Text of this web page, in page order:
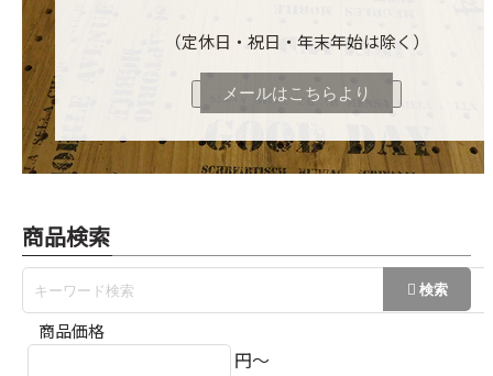
（定休日・祝日・年末年始は除く）
メールはこちらより
商品検索
商品価格
円～